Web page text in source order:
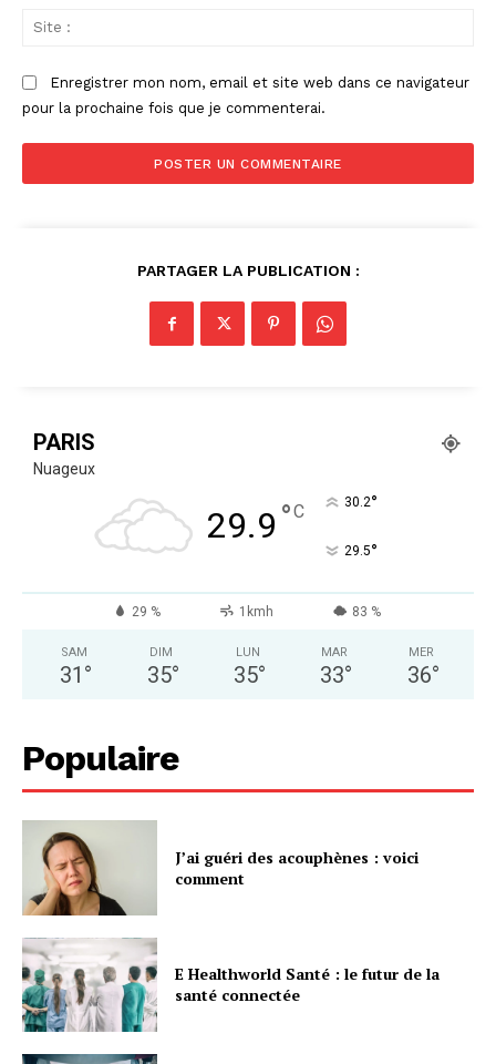
Enregistrer mon nom, email et site web dans ce navigateur
pour la prochaine fois que je commenterai.
PARTAGER LA PUBLICATION :
PARIS
Nuageux
29.9 °C 30.2°
29.5°
29 % 1kmh 83 %
SAM
31 °
DIM
35°
LUN
35°
MAR
33°
MER
36°
Populaire
J’ai guéri des acouphènes : voici
comment
E Healthworld Santé : le futur de la
santé connectée